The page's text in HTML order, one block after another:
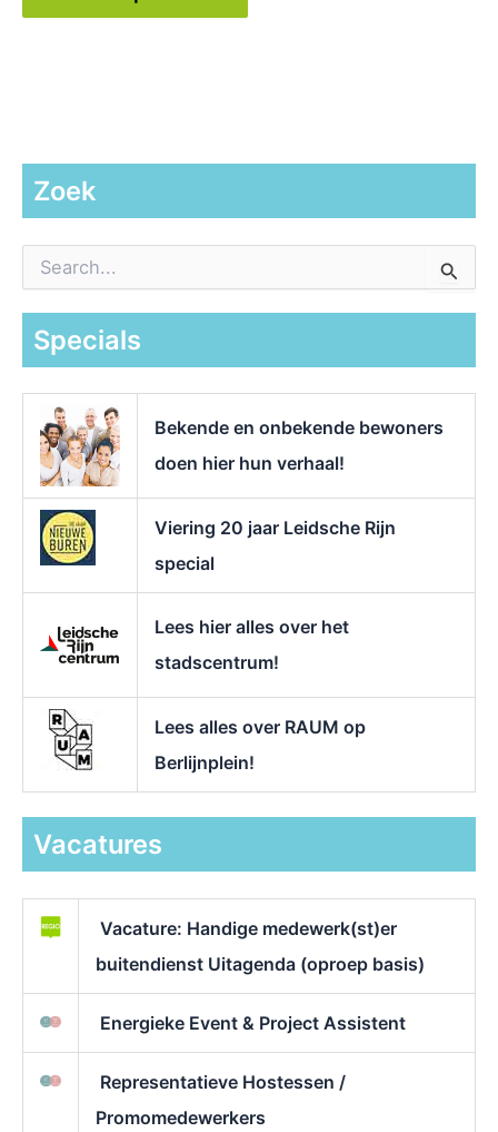
Zoek
a
Specials
Bekende en onbekende bewoners
doen hier hun verhaal!
Viering 20 jaar Leidsche Rijn
special
Lees hier alles over het
stadscentrum!
Lees alles over RAUM op
Berlijnplein!
Vacatures
Vacature: Handige medewerk(st)er
buitendienst Uitagenda (oproep basis)
Energieke Event & Project Assistent
Representatieve Hostessen /
Promomedewerkers